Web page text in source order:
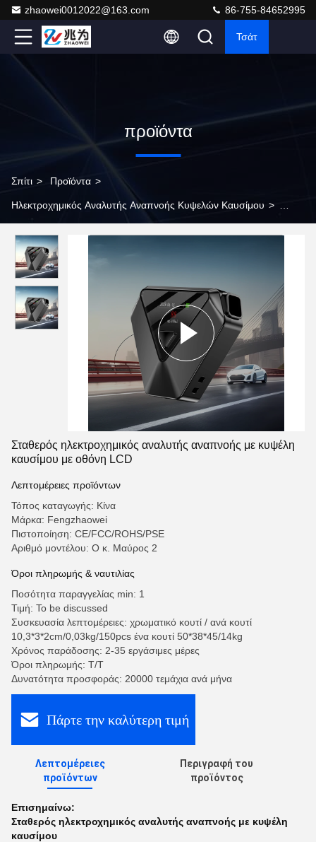
zhaowei0012022@163.com 86-755-84652995
Τσάτ
προϊόντα
Σπίτι > Προϊόντα >
Ηλεκτροχημικός Αναλυτής Αναπνοής Κυψελών Καυσίμου >
καυσίμου με οθόνη LCD
Σταθερός ηλεκτροχημικός αναλυτής αναπνοής με κυψέλη
καυσίμου με οθόνη LCD
Λεπτομέρειες προϊόντων
Τόπος καταγωγής: Κίνα
Μάρκα: Fengzhaowei
Πιστοποίηση: CE/FCC/ROHS/PSE
Αριθμό μοντέλου: Ο κ. Μαύρος 2
Όροι πληρωμής & ναυτιλίας
Ποσότητα παραγγελίας min: 1
Τιμή: To be discussed
Συσκευασία λεπτομέρειες: χρωματικό κουτί / ανά κουτί
10,3*3*2cm/0,03kg/150pcs ένα κουτί 50*38*45/14kg
Χρόνος παράδοσης: 2-35 εργάσιμες μέρες
Όροι πληρωμής: Τ/Τ
Δυνατότητα προσφοράς: 20000 τεμάχια ανά μήνα
Πάρτε την καλύτερη τιμή
Λεπτομέρειες
προϊόντων
Περιγραφή του
προϊόντος
Επισημαίνω:
Σταθερός ηλεκτροχημικός αναλυτής αναπνοής με κυψέλη
καυσίμου